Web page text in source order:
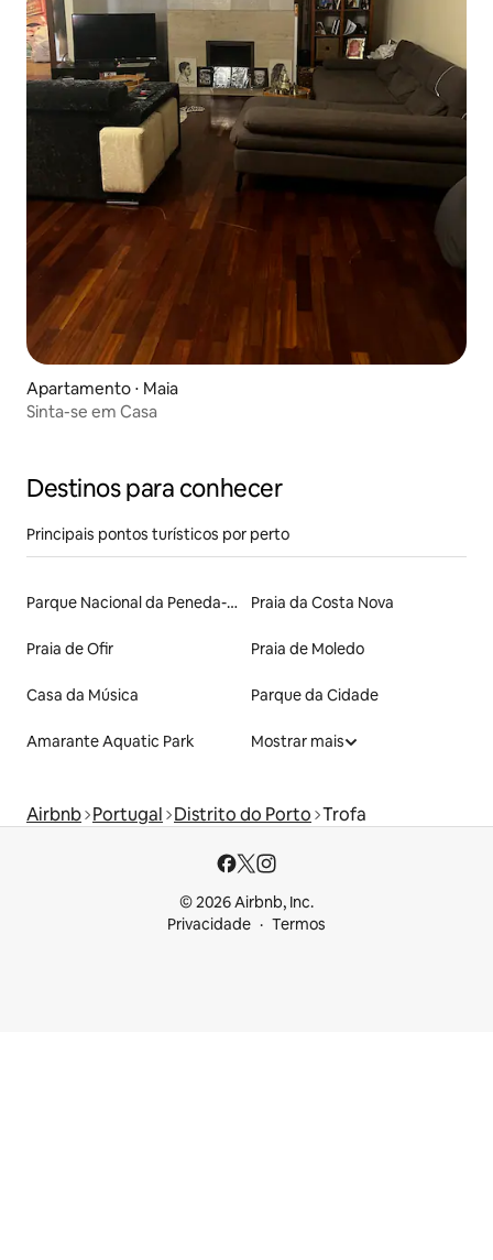
Apartamento ⋅ Maia
Sinta-se em Casa
Destinos para conhecer
Principais pontos turísticos por perto
Parque Nacional da Peneda-Gerês Praia da Costa Nova
Praia de Ofir Praia de Moledo
Casa da Música Parque da Cidade
Amarante Aquatic Park Mostrar mais
Airbnb Portugal Distrito do Porto Trofa
© 2026 Airbnb, Inc.
Privacidade
Termos